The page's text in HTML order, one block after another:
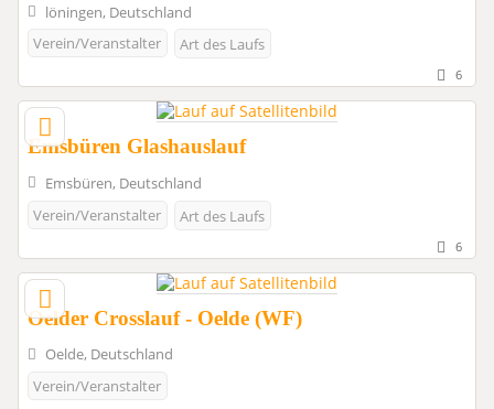
löningen, Deutschland
Verein/Veranstalter
Art des Laufs
6
Emsbüren Glashauslauf
Emsbüren, Deutschland
Verein/Veranstalter
Art des Laufs
6
Oelder Crosslauf - Oelde (WF)
Oelde, Deutschland
Verein/Veranstalter